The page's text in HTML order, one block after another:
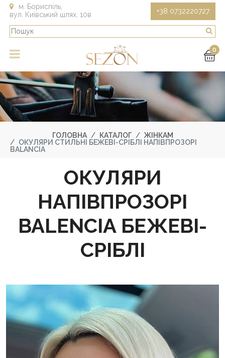
м. Бориспіль,
вул. Київський шлях, 10в
+38 0732220727
0
ГОЛОВНА КАТАЛОГ
ЖІНКАМ
ОКУЛЯРИ СТИЛЬНІ БЕЖЕВІ-СРІБЛІ НАПІВПРОЗОРІ
BALANCIA
ОКУЛЯРИ
НАПІВПРОЗОРІ
BALENCIA БЕЖЕВІ-
СРІБЛІ